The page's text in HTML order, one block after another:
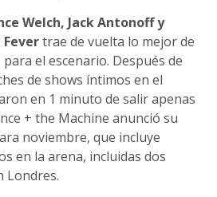
Welch, Jack Antonoff y
Fevertrae de vuelta lo mejor de
el escenario. Después de
de shows íntimos en el
en 1 minuto de salir apenas
+ the Machine anunció su
noviembre, que incluye
en la arena, incluidas dos
Londres.